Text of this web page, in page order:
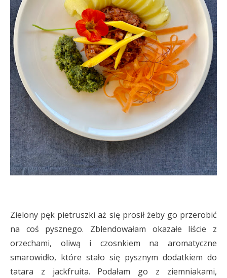
Zielony pęk pietruszki aż się prosił żeby go przerobić
na coś pysznego. Zblendowałam okazałe liście z
orzechami, oliwą i czosnkiem na aromatyczne
smarowidło, które stało się pysznym dodatkiem do
tatara z jackfruita. Podałam go z ziemniakami,